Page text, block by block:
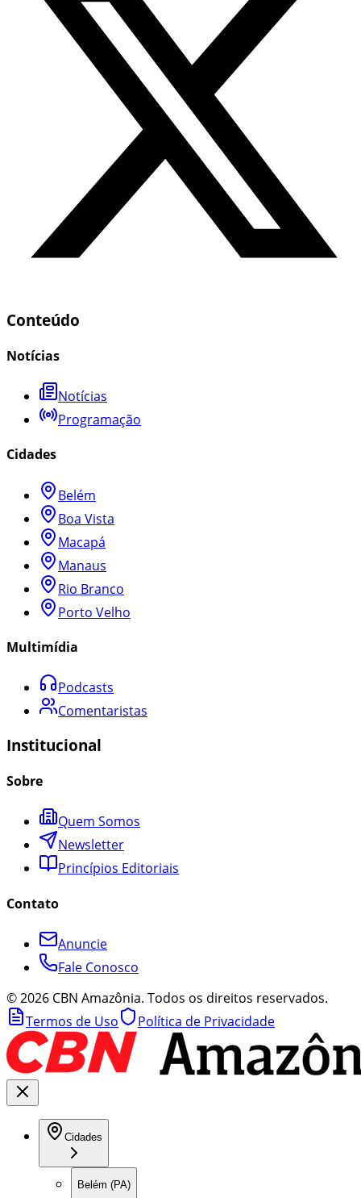
Conteúdo
Notícias
Notícias
Programação
Cidades
Belém
Boa Vista
Macapá
Manaus
Rio Branco
Porto Velho
Multimídia
Podcasts
Comentaristas
Institucional
Sobre
Quem Somos
Newsletter
Princípios Editoriais
Contato
Anuncie
Fale Conosco
©2026 CBN Amazônia. Todos os direitos reservados.
Termos de Uso
Política de Privacidade
Cidades
Belém (PA)